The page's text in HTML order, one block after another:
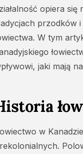
opiera się
przodków i
W tym
jaki mają
w